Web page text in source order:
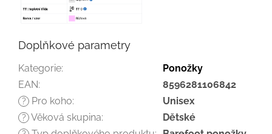
Doplňkové parametry
Kategorie:
Ponožky
EAN: 8596281106842
? Pro koho: Unisex
? Věková skupina: Dětské